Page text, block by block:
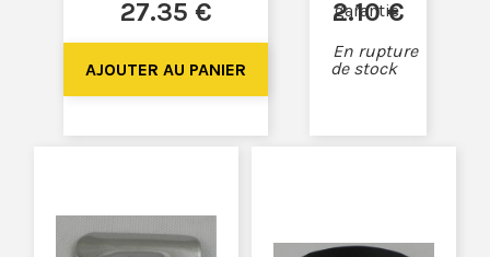
27.35 € 2.10 €
En rupture
de stock
garantie.